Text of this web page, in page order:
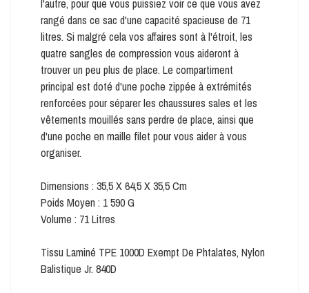
l'autre, pour que vous puissiez voir ce que vous avez
rangé dans ce sac d'une capacité spacieuse de 71
litres. Si malgré cela vos affaires sont à l'étroit, les
quatre sangles de compression vous aideront à
trouver un peu plus de place. Le compartiment
principal est doté d'une poche zippée à extrémités
renforcées pour séparer les chaussures sales et les
vêtements mouillés sans perdre de place, ainsi que
d'une poche en maille filet pour vous aider à vous
organiser.
Dimensions : 35,5 X 64,5 X 35,5 Cm
Poids Moyen : 1 590 G
Volume : 71 Litres
Tissu Laminé TPE 1000D Exempt De Phtalates, Nylon
Balistique Jr. 840D